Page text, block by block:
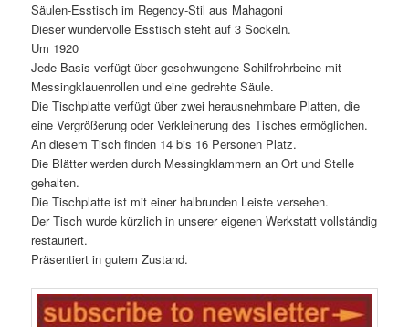
Säulen-Esstisch im Regency-Stil aus Mahagoni
Dieser wundervolle Esstisch steht auf 3 Sockeln.
Um 1920
Jede Basis verfügt über geschwungene Schilfrohrbeine mit
Messingklauenrollen und eine gedrehte Säule.
Die Tischplatte verfügt über zwei herausnehmbare Platten, die
eine Vergrößerung oder Verkleinerung des Tisches ermöglichen.
An diesem Tisch finden 14 bis 16 Personen Platz.
Die Blätter werden durch Messingklammern an Ort und Stelle
gehalten.
Die Tischplatte ist mit einer halbrunden Leiste versehen.
Der Tisch wurde kürzlich in unserer eigenen Werkstatt vollständig
restauriert.
Präsentiert in gutem Zustand.